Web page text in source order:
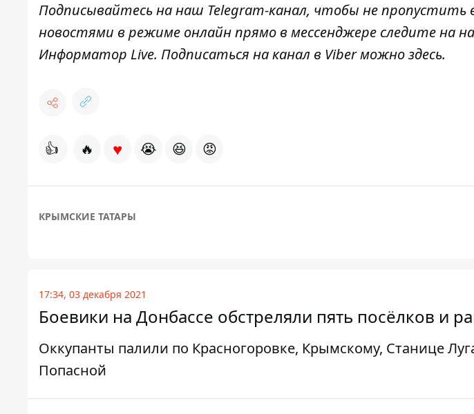
Подписывайтесь на наш Telegram-канал, чтобы не пропустить
новостями в режиме онлайн прямо в мессенджере следите на
Информатор Live. Подписаться на канал в Viber можноздесь.
👍 🔥 ♥ 😭 😆 😡
КРЫМСКИЕ ТАТАРЫ
17:34, 03 декабря 2021
Боевики на Донбассе обстреляли пять посёлков и
Оккупанты палили по Красногоровке, Крымскому, Станице
Попасной